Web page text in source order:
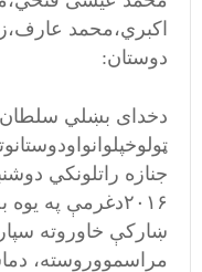
اکبري،محمد
دوستان:
دخدای بښلي سلطان
ښارکې خاوروته
مراسمووروسته،